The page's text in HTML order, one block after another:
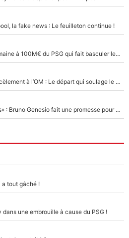
la fake news : Le feuilleton continue !
Akliouche, Mika Godts... La semaine à 100M€ du PSG qui fait basculer le mercato du PSG !
Climat toxique et affaire de harcèlement à l’OM : Le départ qui soulage le vestiaire de Bruno Genesio
«Très, très agréablement surpris» : Bruno Genesio fait une promesse pour la suite du mercato de l’OM et rassure les supporters
a tout gâché !
une embrouille à cause du PSG !